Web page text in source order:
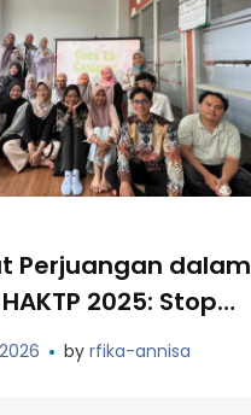
Perjuangan dalam
2025: Stop
Kembalikan
by rfika-annisa